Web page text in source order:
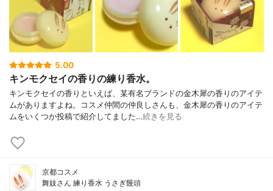
5.00
キンモクセイの香りの練り香水。
キンモクセイの香りといえば、某有名ブランドの金木犀の香りのアイテ
ムがありますよね。コスメ仲間の仲良しさんも、金木犀の香りのアイテ
ムをいくつか投稿で紹介してました…続きを見る
京都コスメ
舞妓さん 練り香水 うさぎ饅頭